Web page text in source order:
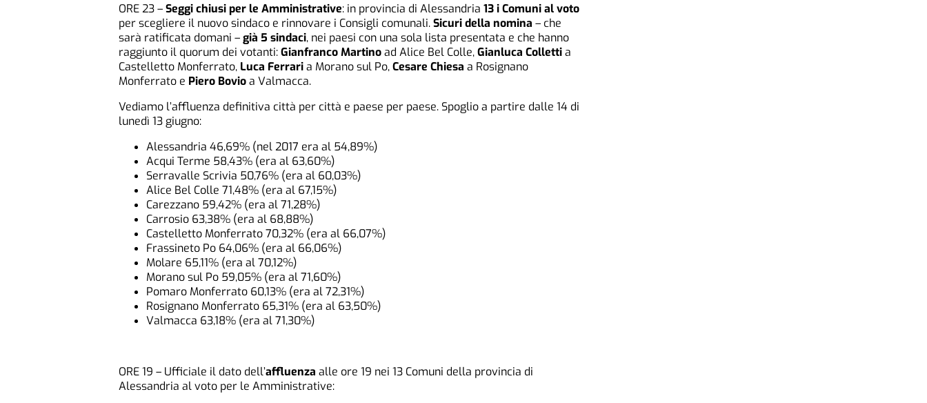
ORE 23 –Seggi chiusi per le Amministrative: in provincia di Alessandria 13 i Comuni al voto
per scegliere il nuovo sindaco e rinnovare i Consigli comunali.Sicuri della nomina – che
sarà ratificata domani –già 5 sindaci, nei paesi con una sola lista presentata e che hanno
raggiunto il quorum dei votanti:Gianfranco Martinoad Alice Bel Colle,Gianluca Collettia
Castelletto Monferrato, Luca Ferraria Morano sul Po,Cesare Chiesa a Rosignano
Monferrato e Piero Bovioa Valmacca.
Vediamo l’affluenza definitiva città per città e paese per paese. Spoglio a partire dalle 14 di
lunedì 13 giugno:
Alessandria 46,69% (nel 2017 era al 54,89%)
Acqui Terme 58,43% (era al 63,60%)
Serravalle Scrivia 50,76% (era al 60,03%)
Alice Bel Colle 71,48% (era al 67,15%)
Carezzano 59,42% (era al 71,28%)
Carrosio 63,38% (era al 68,88%)
Castelletto Monferrato 70,32% (era al 66,07%)
Frassineto Po 64,06% (era al 66,06%)
Molare 65,11% (era al 70,12%)
Morano sul Po 59,05% (era al 71,60%)
Pomaro Monferrato 60,13% (era al 72,31%)
Rosignano Monferrato 65,31% (era al 63,50%)
Valmacca 63,18% (era al 71,30%)
ORE 19 – Ufficiale il dato dell’affluenza alle ore 19 nei 13 Comuni della provincia di
Alessandria al voto per le Amministrative: